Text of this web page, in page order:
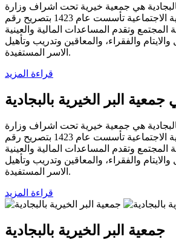
هي جمعية خيرية تحت اشراف وزارة
الموارد البشرية والتنمية الاجتماعية تأسست عام 1423 بتصريح رقم
المجتمع وتقدم المساعدات المالية والعينية
والفقراء، والمعاقين وتدريب وتأهيل
الاسر المستفيدة.
قراءة المزيد
البر الخيرية بالبجادية
هي جمعية خيرية تحت اشراف وزارة
الموارد البشرية والتنمية الاجتماعية تأسست عام 1423 بتصريح رقم
المجتمع وتقدم المساعدات المالية والعينية
والفقراء، والمعاقين وتدريب وتأهيل
الاسر المستفيدة.
قراءة المزيد
جمعية البر الخيرية بالبجادية